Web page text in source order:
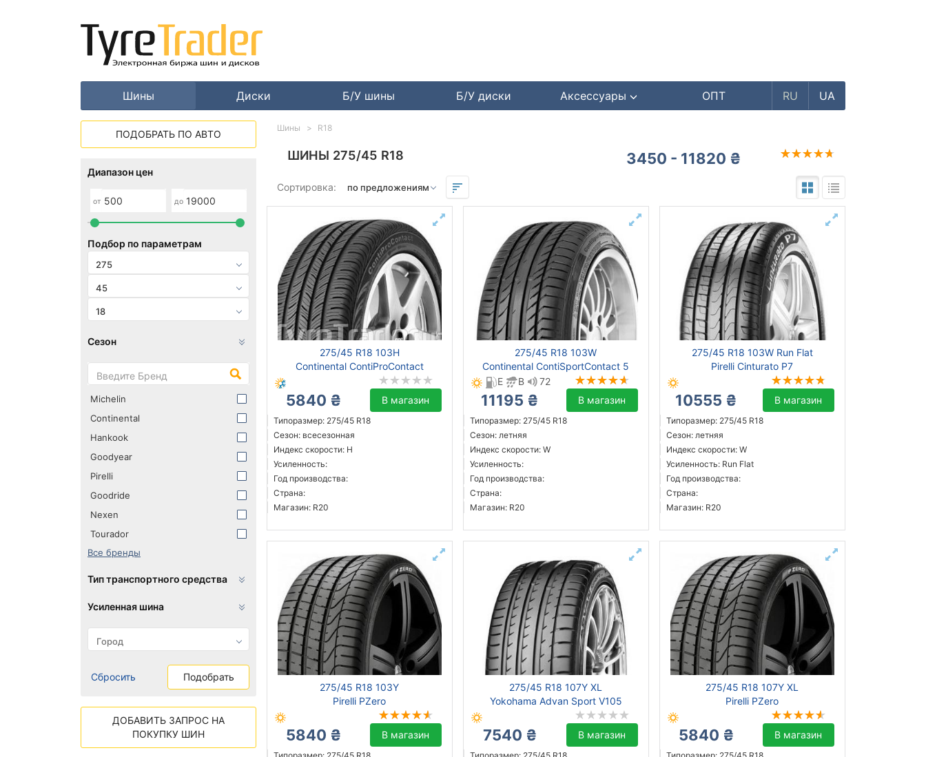
Шины Диски Б/У шины Б/У диски Аксессуары ОПТ RU UA
ШИНЫ 275/45 R18 3450 - 11820 ₴
Сортировка:
275/45 R18 103H
Continental ContiProContact
5840 ₴ В магазин
Типоразмер: 275/45 R18
Сезон: всесезонная
Индекс скорости: H
Усиленность:
Год производства:
Страна:
Магазин: R20
275/45 R18 103W
Continental ContiSportContact 5
E
B 72
11195 ₴ В магазин
Типоразмер: 275/45 R18
Сезон: летняя
Индекс скорости: W
Усиленность:
Год производства:
Страна:
Магазин: R20
275/45 R18 103W Run Flat
Pirelli Cinturato P7
10555 ₴ В магазин
Типоразмер: 275/45 R18
Сезон: летняя
Индекс скорости: W
Усиленность: Run Flat
Год производства:
Страна:
Магазин: R20
275/45 R18 103Y
Pirelli PZero
5840 ₴ В магазин
275/45 R18 107Y XL
Yokohama Advan Sport V105
7540 ₴ В магазин
275/45 R18 107Y XL
Pirelli PZero
5840 ₴ В магазин
Шины R18
ПОДОБРАТЬ ПО АВТО
Диапазон цен
от до
Подбор по параметрам
275
45
18
Сезон
Michelin
Continental
Hankook
Goodyear
Pirelli
Goodride
Nexen
Tourador
Все бренды
Тип транспортного средства
Усиленная шина
Сбросить Подобрать
ДОБАВИТЬ ЗАПРОС НА
ПОКУПКУ ШИН